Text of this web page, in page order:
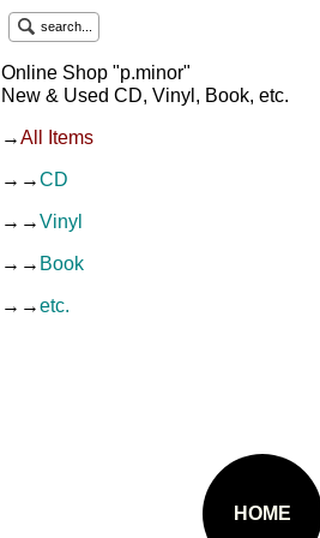
search...
Online Shop "p.minor"
New & Used CD, Vinyl, Book, etc.
→All Items
→→CD
→→Vinyl
→→ Book
→→etc.
HOME